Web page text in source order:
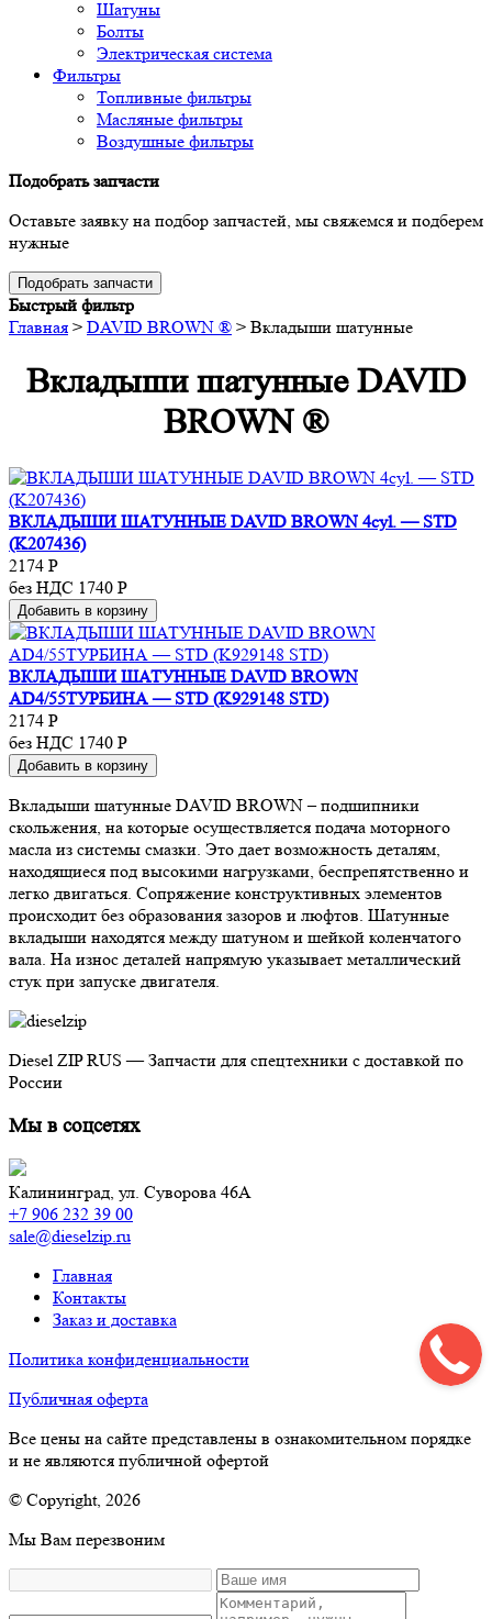
Шатуны
Болты
Электрическая система
Фильтры
Топливные фильтры
Масляные фильтры
Воздушные фильтры
Подобрать запчасти
Оставьте заявку на подбор запчастей, мы свяжемся и подберем
нужные
Подобрать запчасти
Быстрый фильтр
Главная > DAVID BROWN ® > Вкладыши шатунные
Вкладыши шатунные DAVID
BROWN ®
ВКЛАДЫШИ ШАТУННЫЕ DAVID BROWN 4cyl. — STD
(K207436)
2174 Р
без НДС 1740 Р
Добавить в корзину
ВКЛАДЫШИ ШАТУННЫЕ DAVID BROWN
AD4/55ТУРБИНА — STD (K929148 STD)
2174 Р
без НДС 1740 Р
Добавить в корзину
Вкладыши шатунные DAVID BROWN – подшипники
скольжения, на которые осуществляется подача моторного
масла из системы смазки. Это дает возможность деталям,
находящиеся под высокими нагрузками, беспрепятственно и
легко двигаться. Сопряжение конструктивных элементов
происходит без образования зазоров и люфтов. Шатунные
вкладыши находятся между шатуном и шейкой коленчатого
вала. На износ деталей напрямую указывает металлический
стук при запуске двигателя.
Diesel ZIP RUS — Запчасти для спецтехники с доставкой по
России
Мы в соцсетях
Калининград, ул. Суворова 46А
+7 906 232 39 00
sale@dieselzip.ru
Главная
Контакты
Заказ и доставка
Политика конфиденциальности
Публичная оферта
Все цены на сайте представлены в ознакомительном порядке
и не являются публичной офертой
© Copyright, 2026
Мы Вам перезвоним